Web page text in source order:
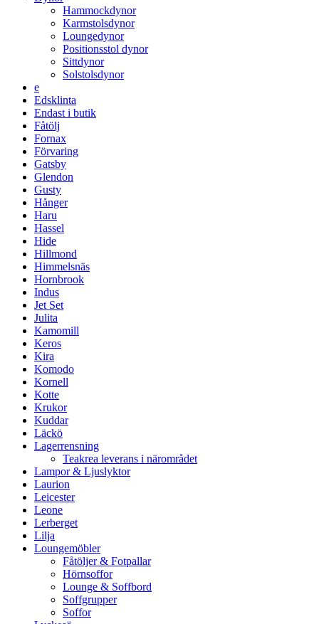
Hammockdynor
Karmstolsdynor
Loungedynor
Positionsstol dynor
Sittdynor
Solstolsdynor
e
Edsklinta
Endast i butik
Fåtölj
Fornax
Förvaring
Gatsby
Glendon
Gusty
Hånger
Haru
Hassel
Hide
Hillmond
Himmelsnäs
Hornbrook
Indus
Jet Set
Julita
Kamomill
Keros
Kira
Komodo
Kornell
Kotte
Krukor
Kuddar
Läckö
Lagerrensning
Teakrea leverans i närområdet
Lampor & Ljuslyktor
Laurion
Leicester
Leone
Lerberget
Lilja
Loungemöbler
Fåtöljer & Fotpallar
Hörnsoffor
Lounge & Soffbord
Soffgrupper
Soffor